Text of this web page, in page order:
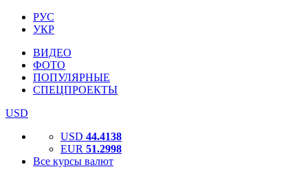
РУС
УКР
ВИДЕО
ФОТО
ПОПУЛЯРНЫЕ
СПЕЦПРОЕКТЫ
USD
USD 44.4138
EUR 51.2998
Все курсы валют